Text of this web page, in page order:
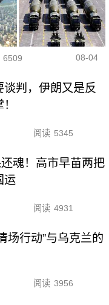
6509 08-04
谈判，伊朗又是反
阅读 5345
魂！高市早苗两把
运
阅读 4931
场行动”与乌克兰的
阅读 3956